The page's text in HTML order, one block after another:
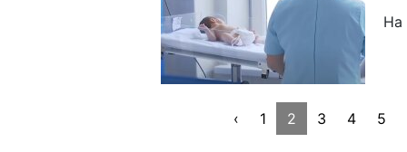
На
‹ 1 2 3 4 5